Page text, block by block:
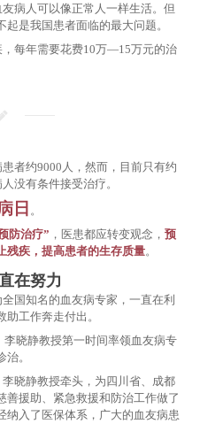
病人可以像正常人一样生活。但
是我国患者面临的最大问题。
每年需要花费10万—15万元的治
者约9000人，然而，目前只有约
没有条件接受治疗。
日 。
防治疗” ，医患都应转变观念，预
残疾，提高患者的生存质量。
在努力
国知名的血友病专家，一直在利
工作奔走付出。
晓静教授第一时间率领血友病专
。
晓静教授牵头，为四川省、成都
善援助、紧急救援和防治工作做了
纳入了医保体系，广大的血友病患